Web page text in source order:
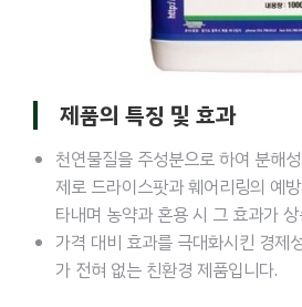
제품의 특징 및 효과
천연물질을 주성분으로 하여 분해
제로 드라이스팟과 훼어리링의 예
타내며 농약과 혼용 시 그 효과가
가격 대비 효과를 극대화시킨 경제
가 전혀 없는 친환경 제품입니다.